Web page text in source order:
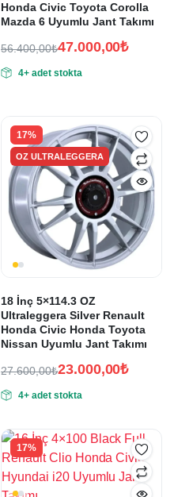
Honda Civic Toyota Corolla
Mazda 6 Uyumlu Jant Takımı
56.400,00₺
fiyat:
47.000,00₺
andaki
4+ adet stokta
17%
OZ ULTRALEGGERA
18 İnç 5×114.3 OZ
Ultraleggera Silver Renault
Honda Civic Honda Toyota
Nissan Uyumlu Jant Takımı
27.600,00₺
fiyat:
23.000,00₺
andaki
23.000,00₺.
4+ adet stokta
17%